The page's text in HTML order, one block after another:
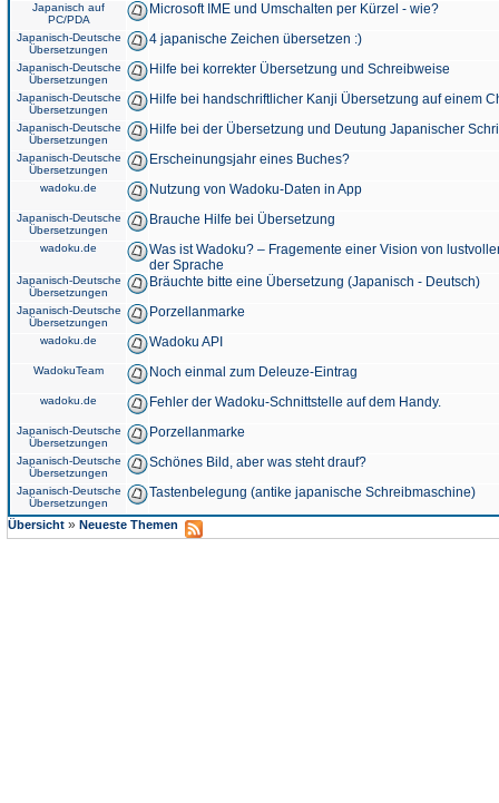
Japanisch auf
PC/PDA
Microsoft IME und Umschalten per Kürzel - wie?
Japanisch-Deutsche
Übersetzungen
4 japanische Zeichen übersetzen :)
Japanisch-Deutsche
Übersetzungen
Hilfe bei korrekter Übersetzung und Schreibweise
Japanisch-Deutsche
Übersetzungen
Hilfe bei handschriftlicher Kanji Übersetzung auf einem
Japanisch-Deutsche
Übersetzungen
Hilfe bei der Übersetzung und Deutung Japanischer
Japanisch-Deutsche
Übersetzungen
Erscheinungsjahr eines Buches?
wadoku.de Nutzung von Wadoku-Daten in App
Japanisch-Deutsche
Übersetzungen
Brauche Hilfe bei Übersetzung
wadoku.de
Was ist Wadoku? – Fragemente einer Vision von
der Sprache
Japanisch-Deutsche
Übersetzungen
Bräuchte bitte eine Übersetzung (Japanisch - Deutsch)
Japanisch-Deutsche
Übersetzungen
Porzellanmarke
wadoku.de Wadoku API
WadokuTeam Noch einmal zum Deleuze-Eintrag
wadoku.de Fehler der Wadoku-Schnittstelle auf dem Handy.
Japanisch-Deutsche
Übersetzungen
Porzellanmarke
Japanisch-Deutsche
Übersetzungen
Schönes Bild, aber was steht drauf?
Japanisch-Deutsche
Übersetzungen
Tastenbelegung (antike japanische Schreibmaschine)
Übersicht » Neueste Themen